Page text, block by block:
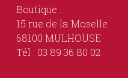
Boutique :
15 rue de la Moselle
68100 MULHOUSE
Tél : 03 89 36 80 02